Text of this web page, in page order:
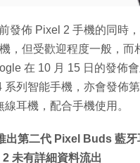
發佈 Pixel 2 手機的同時
，但受歡迎程度一般，而
在 10 月 15 日的發佈
系列智能手機，亦會發佈
耳機，配合手機使用。
出第二代 Pixel Buds 藍牙
未有詳細資料流出